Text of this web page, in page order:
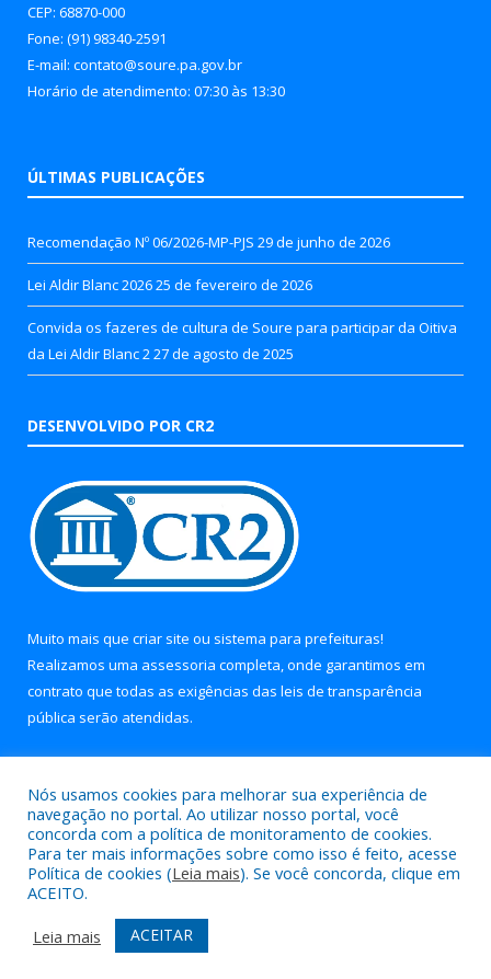
CEP: 68870-000
Fone: (91) 98340-2591
E-mail: contato@soure.pa.gov.br
Horário de atendimento: 07:30 às 13:30
ÚLTIMAS PUBLICAÇÕES
Recomendação Nº 06/2026-MP-PJS 29 de junho de 2026
Lei Aldir Blanc 202625 de fevereiro de 2026
Convida os fazeres de cultura de Soure para participar da Oitiva
da Lei Aldir Blanc 2 27 de agosto de 2025
DESENVOLVIDO POR CR2
Muito mais que criar site ou sistema para prefeituras!
Realizamos uma assessoria completa, onde garantimos em
contrato que todas as exigências das leis de transparência
pública serão atendidas.
Todos os direitos reservados a Prefeitura Municipal de Soure.
Mapa do Site
Acessar Área Administrativa
Acessar Webmail
Nós usamos cookies para melhorar sua experiência de
navegação no portal. Ao utilizar nosso portal, você
concorda com a política de monitoramento de cookies.
Para ter mais informações sobre como isso é feito, acesse
Política de cookies (Leia mais). Se você concorda, clique em
ACEITO.
Leia mais
ACEITAR